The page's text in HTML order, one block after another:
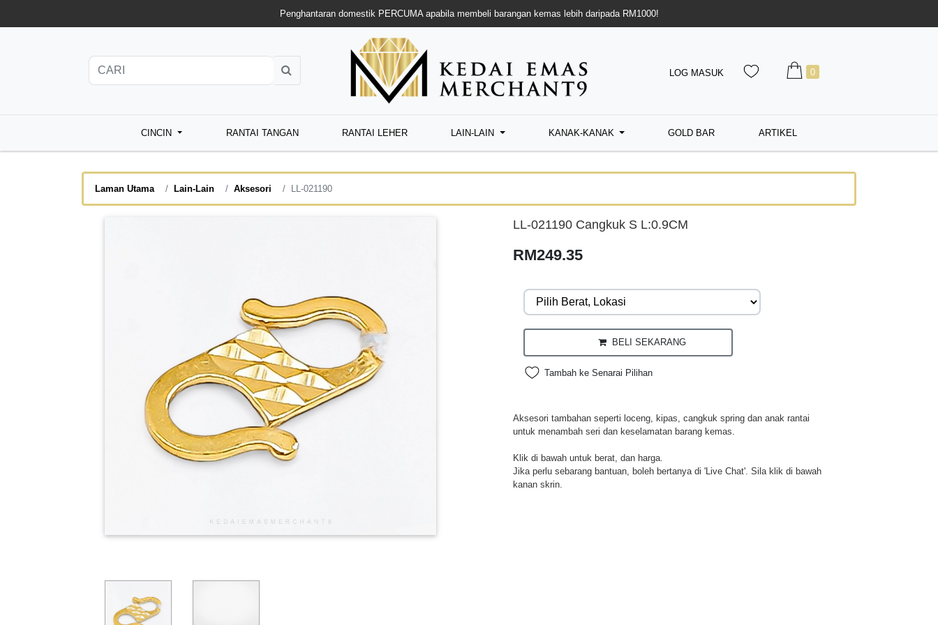
Penghantaran domestik PERCUMA apabila membeli barangan kemas lebih daripada RM1000!
LOG MASUK 0
CINCIN RANTAI TANGAN RANTAI LEHER LAIN-LAIN KANAK-KANAK GOLD BAR ARTIKEL
Laman Utama Lain-Lain Aksesori LL-021190
LL-021190 Cangkuk S L:0.9CM
RM249.35
BELI SEKARANG
Tambah ke Senarai Pilihan
Aksesori tambahan seperti loceng, kipas, cangkuk spring dan anak rantai
untuk menambah seri dan keselamatan barang kemas.
Klik di bawah untuk berat, dan harga.
Jika perlu sebarang bantuan, boleh bertanya di 'Live Chat'. Sila klik di bawah
kanan skrin.